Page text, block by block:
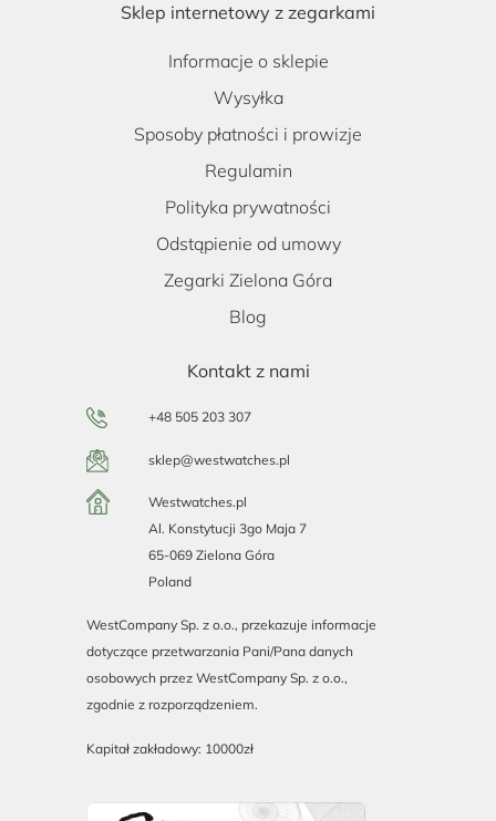
Sklep internetowy z zegarkami
Informacje o sklepie
Wysyłka
Sposoby płatności i prowizje
Regulamin
Polityka prywatności
Odstąpienie od umowy
Zegarki Zielona Góra
Blog
Kontakt z nami
+48 505 203 307
sklep@westwatches.pl
Westwatches.pl
Al. Konstytucji 3go Maja 7
65-069 Zielona Góra
Poland
WestCompany Sp. z o.o., przekazuje informacje
dotyczące przetwarzania Pani/Pana danych
osobowych przez WestCompany Sp. z o.o.,
zgodnie z rozporządzeniem.
Kapitał zakładowy: 10000zł